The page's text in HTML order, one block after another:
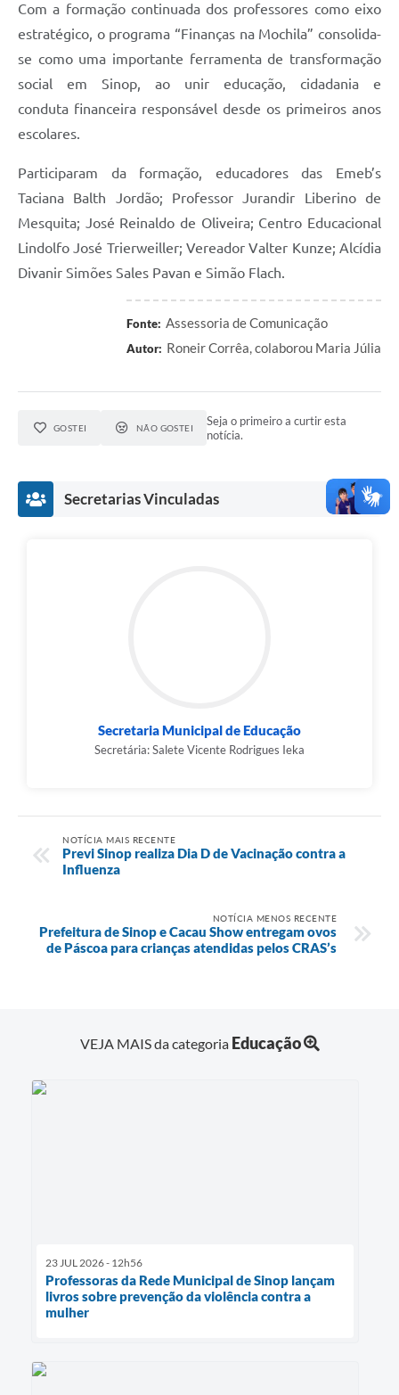
Com a formação continuada dos professores como eixo
estratégico, o programa “Finanças na Mochila” consolida-
se como uma importante ferramenta de transformação
social em Sinop, ao unir educação, cidadania e
conduta financeira responsável desde os primeiros anos
escolares.
Participaram da formação, educadores das Emeb’s
Taciana Balth Jordão; Professor Jurandir Liberino de
Mesquita; José Reinaldo de Oliveira; Centro Educacional
Lindolfo José Trierweiller; Vereador Valter Kunze; Alcídia
Divanir Simões Sales Pavan e Simão Flach.
Fonte: Assessoria de Comunicação
Autor: Roneir Corrêa, colaborou Maria Júlia
GOSTEI NÃO GOSTEI
Seja o primeiro a curtir esta
notícia.
Secretarias Vinculadas
Secretaria Municipal de Educação
Secretária: Salete Vicente Rodrigues Ieka
NOTÍCIA MAIS RECENTE
Previ Sinop realiza Dia D de Vacinação contra a
Influenza
NOTÍCIA MENOS RECENTE
Prefeitura de Sinop e Cacau Show entregam ovos
de Páscoa para crianças atendidas pelos CRAS’s
VEJA MAIS da categoria Educação
23 JUL 2026 - 12h56
Professoras da Rede Municipal de Sinop lançam
livros sobre prevenção da violência contra a
mulher